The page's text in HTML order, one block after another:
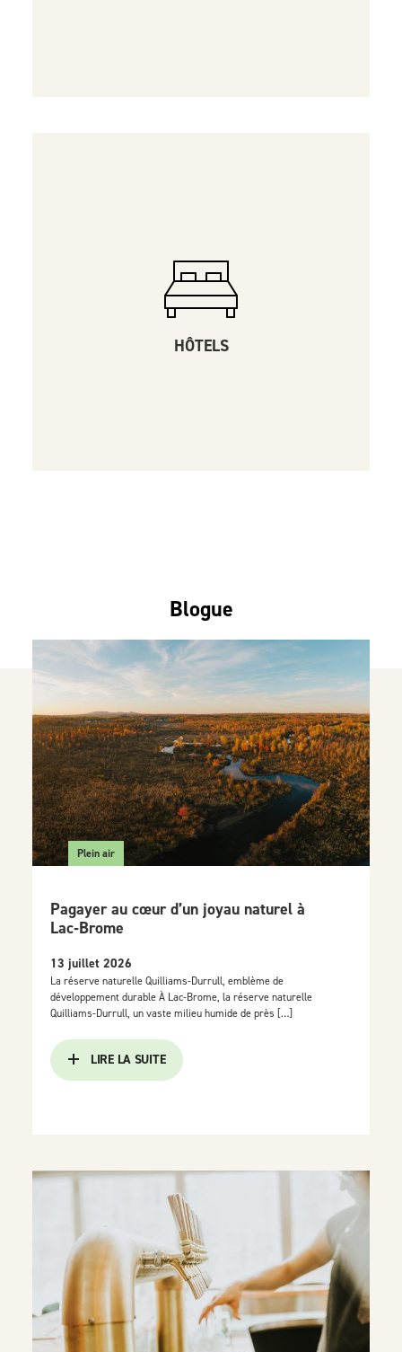
HÔTELS
Blogue
Plein air
Pagayer au cœur d’un joyau naturel à
Lac‑Brome
13 juillet 2026
La réserve naturelle Quilliams-Durrull, emblème de
développement durable À Lac-Brome, la réserve naturelle
Quilliams-Durrull, un vaste milieu humide de près […]
LIRE LA SUITE